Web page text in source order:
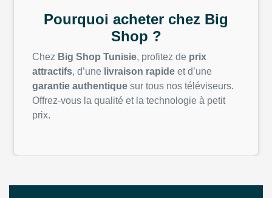
Pourquoi acheter chez Big
Shop ?
Chez Big Shop Tunisie, profitez de prix
attractifs, d’une livraison rapide et d’une
garantie authentique sur tous nos téléviseurs.
Offrez-vous la qualité et la technologie à petit
prix.